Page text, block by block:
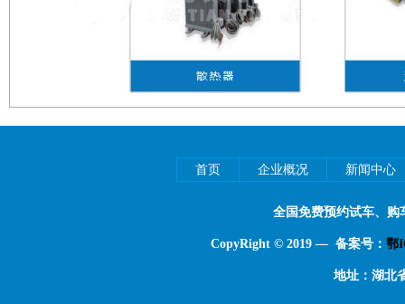
首页 企业概况 新闻中心
全国免费预约试车、购
CopyRight © 2019 — 备案号： 鄂
地址：湖北